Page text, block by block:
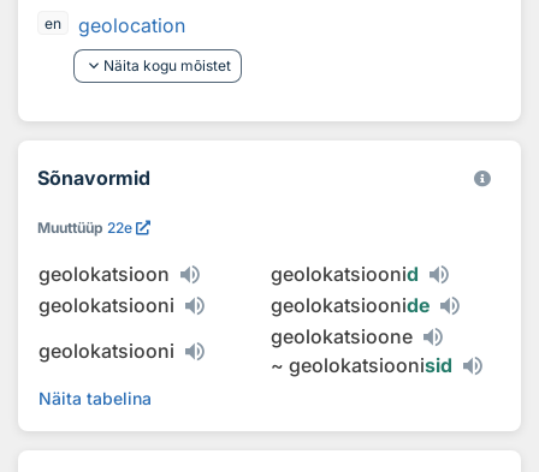
en
geolocation
keyboard_arrow_down Näita kogu mõistet
Sõnavormid
Muuttüüp 22e
geolokatsioon geolokatsioonid
geolokatsiooni
geolokatsioonide
geolokatsiooni
geolokatsioone
~ geolokatsioonisid
Näita tabelina